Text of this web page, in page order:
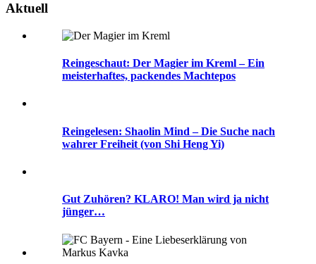
Aktuell
Reingeschaut: Der Magier im Kreml – Ein
meisterhaftes, packendes Machtepos
Reingelesen: Shaolin Mind – Die Suche nach
wahrer Freiheit (von Shi Heng Yi)
Gut Zuhören? KLARO! Man wird ja nicht
jünger…